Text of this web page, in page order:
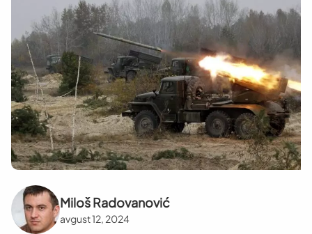
Miloš Radovanović
avgust 12, 2024